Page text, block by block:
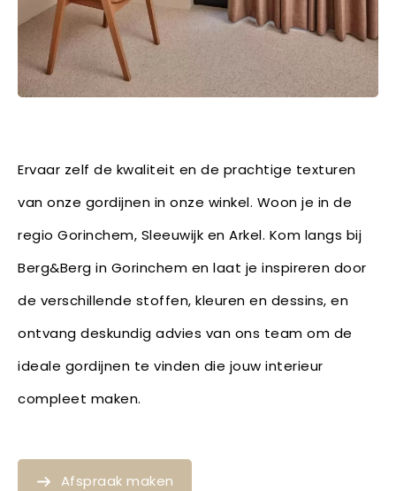
Ervaar zelf de kwaliteit en de prachtige texturen
van onze gordijnen in onze winkel. Woon je in de
regio Gorinchem, Sleeuwijk en Arkel. Kom langs bij
Berg&Berg in Gorinchem en laat je inspireren door
de verschillende stoffen, kleuren en dessins, en
ontvang deskundig advies van ons team om de
ideale gordijnen te vinden die jouw interieur
compleet maken.
Afspraak maken